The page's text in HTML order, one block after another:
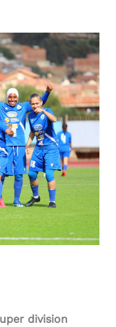
division